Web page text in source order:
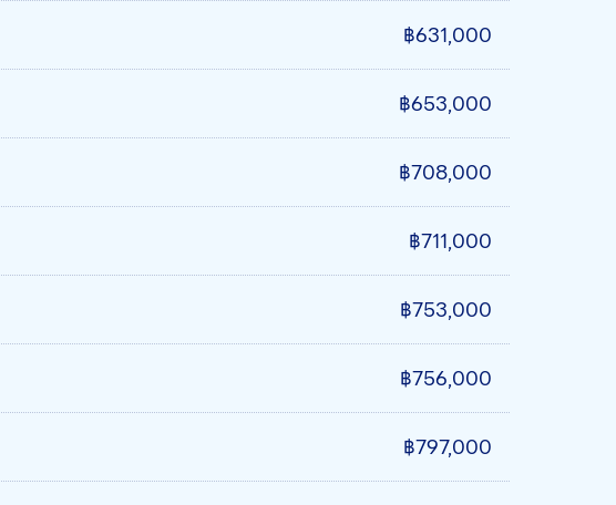
฿631,000
฿653,000
฿708,000
฿711,000
฿753,000
฿756,000
฿797,000